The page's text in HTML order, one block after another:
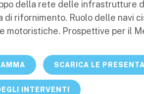
della rete delle infrastrutture
di rifornimento. Ruolo delle navi
motoristiche. Prospettive per il
SCARICA LE
INTERVENTI